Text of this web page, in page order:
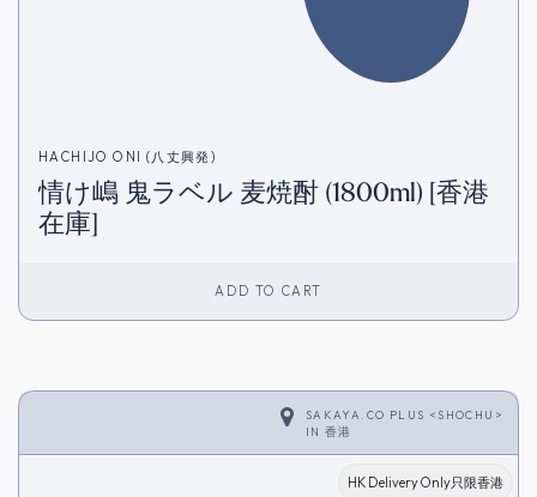
HACHIJO ONI (八丈興発)
情け嶋 鬼ラベル 麦焼酎 (1800ml) [香港
在庫]
ADD TO CART
SAKAYA.CO PLUS <SHOCHU>
IN 香港
HK Delivery Only只限香港